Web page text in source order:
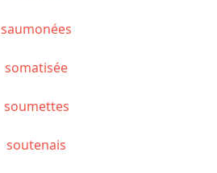
saumonées
somatisée
soumettes
soutenais